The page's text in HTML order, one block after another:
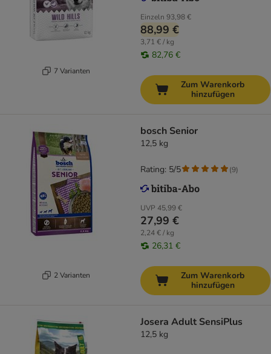
7 Varianten
Einzeln 93,98 €
88,99 €
3,71 € / kg
82,76 €
Zum Warenkorb
hinzufügen
2 Varianten
bosch Senior
12,5 kg
UVP 45,99 €
27,99 €
2,24 € / kg
26,31 €
Rating: 5/5 (9)
Zum Warenkorb
hinzufügen
Josera Adult SensiPlus
12,5 kg